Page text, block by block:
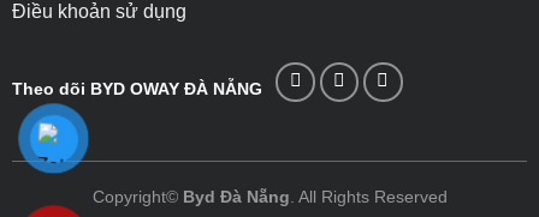
Điều khoản sử dụng
Theo dõi BYD OWAY ĐÀ NẴNG
Copyright© Byd Đà Nẵng . All Rights Reserved